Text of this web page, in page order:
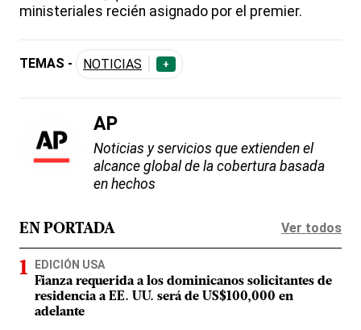
ministeriales recién asignado por el premier.
TEMAS - NOTICIAS +
AP
Noticias y servicios que extienden el
alcance global de la cobertura basada
en hechos
EN PORTADA Ver todos
EDICIÓN USA
Fianza requerida a los dominicanos solicitantes de
residencia a EE. UU. será de US$100,000 en
adelante